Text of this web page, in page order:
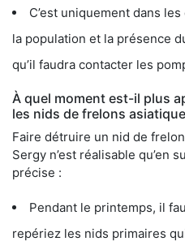
C’est uniquement dans
la population et la présence
qu’il faudra contacter les
À quel moment est-il plus
les nids de frelons
Faire détruire un nid de
Sergy n’est réalisable qu’en
précise :
Pendant le printemps, il
repériez les nids primaires